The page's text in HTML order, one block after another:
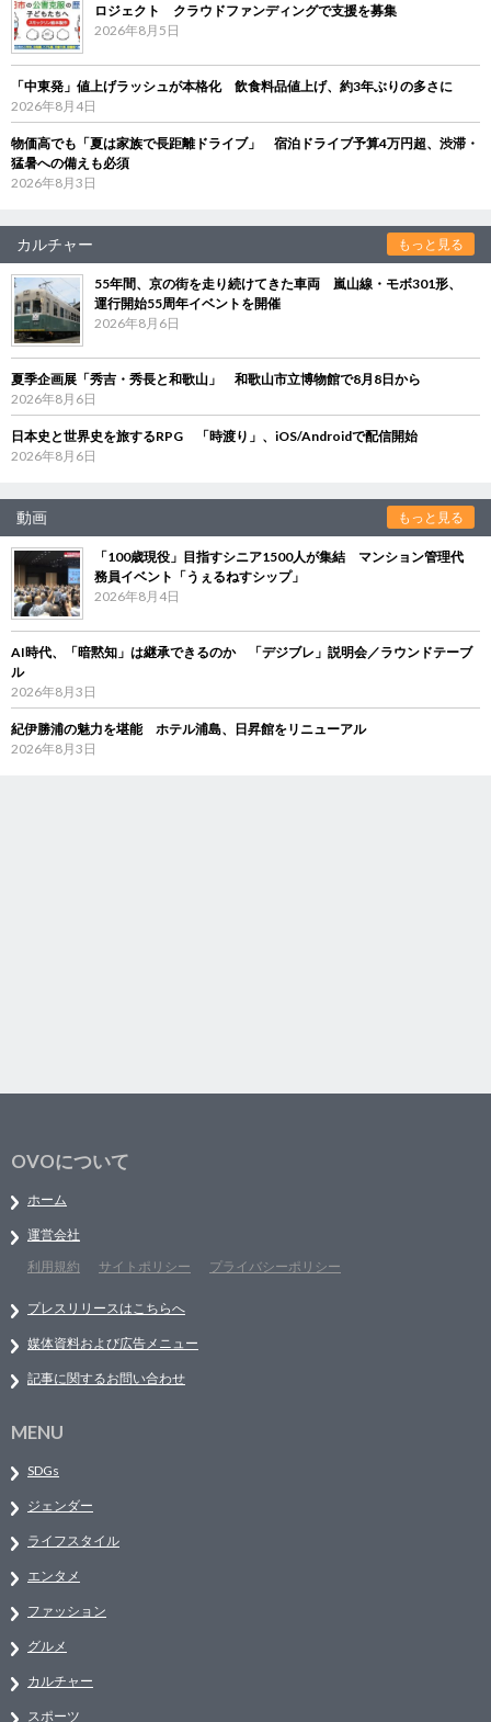
ロジェクト クラウドファンディングで支援を募集
2026年8月5日
「中東発」値上げラッシュが本格化 飲食料品値上げ、約3年ぶりの多さに
2026年8月4日
物価高でも「夏は家族で長距離ドライブ」 宿泊ドライブ予算4万円超、渋滞・
猛暑への備えも必須
2026年8月3日
カルチャー もっと見る
55年間、京の街を走り続けてきた車両 嵐山線・モボ301形、
運行開始55周年イベントを開催
2026年8月6日
夏季企画展「秀吉・秀長と和歌山」 和歌山市立博物館で8月8日から
2026年8月6日
日本史と世界史を旅するRPG 「時渡り」、iOS/Androidで配信開始
2026年8月6日
動画 もっと見る
「100歳現役」目指すシニア1500人が集結 マンション管理代
務員イベント「うぇるねすシップ」
2026年8月4日
AI時代、「暗黙知」は継承できるのか 「デジブレ」説明会／ラウンドテーブ
ル
2026年8月3日
紀伊勝浦の魅力を堪能 ホテル浦島、日昇館をリニューアル
2026年8月3日
OVOについて
ホーム
運営会社
利用規約
サイトポリシー プライバシーポリシー
プレスリリースはこちらへ
媒体資料および広告メニュー
記事に関するお問い合わせ
MENU
SDGs
ジェンダー
ライフスタイル
エンタメ
ファッション
グルメ
カルチャー
スポーツ